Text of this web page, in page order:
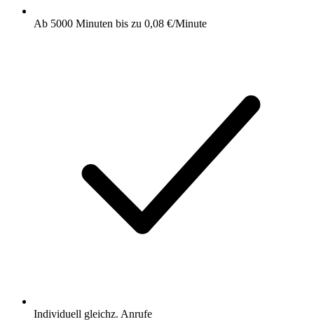
Ab 5000 Minuten bis zu 0,08 €/Minute
Individuell gleichz. Anrufe